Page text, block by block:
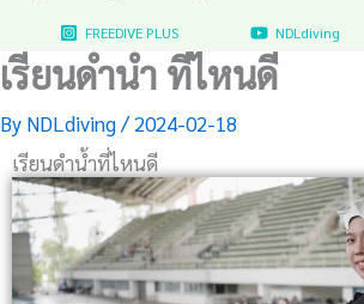
FREEDIVE PLUS NDLdiving
เรียนดำน้ำ ที่ไหนดี
By NDLdiving/2024-02-18
เรียนดำน้ำที่ไหนดี